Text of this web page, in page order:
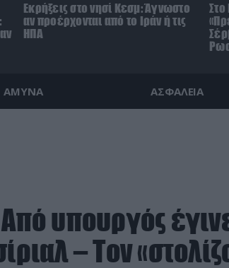
Εκρήξεις στο νησί Κεσμ: Άγνωστο
αν προέρχονται από το Ιράν ή τις
ΗΠΑ
Στο
ΑΜΥΝΑ ΑΣΦΑΛΕΙΑ
υπουργός
– Τον